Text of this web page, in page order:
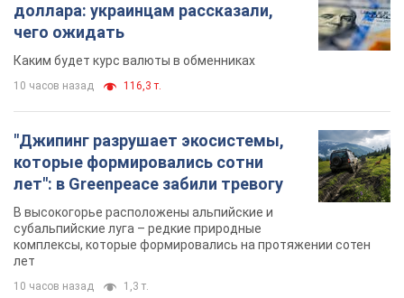
доллара: украинцам рассказали,
чего ожидать
Каким будет курс валюты в обменниках
10 часов назад 116,3 т.
"Джипинг разрушает экосистемы,
которые формировались сотни
лет": в Greenpeace забили тревогу
В высокогорье расположены альпийские и
субальпийские луга – редкие природные
комплексы, которые формировались на протяжении сотен
лет
10 часов назад 1,3 т.